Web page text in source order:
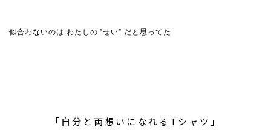
似合わないのは わたしの ”せい” だと思ってた
「自分と両想いになれるTシャツ」